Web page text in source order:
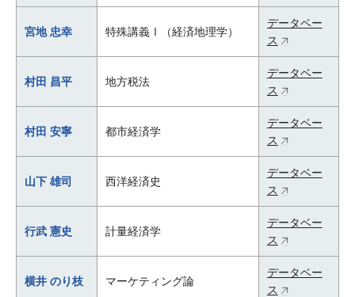
宮地 忠幸 特殊講義Ⅰ（経済地理学）
データベー
ス
村田 昌平 地方税法
データベー
ス
村田 安寧 都市経済学
データベー
ス
山下 雄司 西洋経済史
データベー
ス
行武 憲史 計量経済学
データベー
ス
横井 のり枝 マーケティング論
データベー
ス